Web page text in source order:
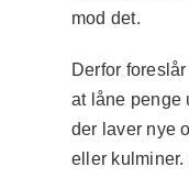
mod det.
Derfor
at låne penge
der laver nye
eller kulminer.